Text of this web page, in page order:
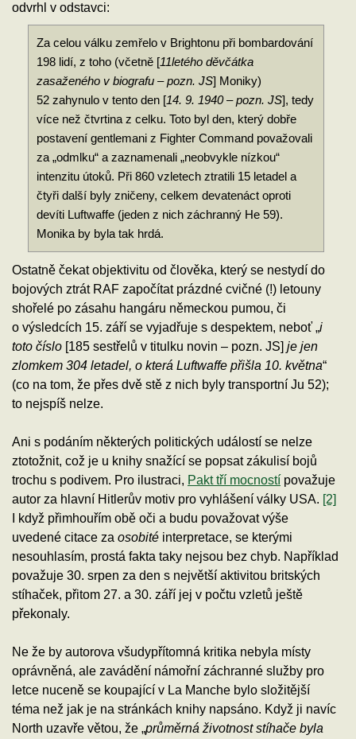
odvrhl v odstavci:
Za celou válku zemřelo v Brightonu při bombardování
198 lidí, z toho (včetně [11letého děvčátka
zasaženého v biografu – pozn. JS] Moniky)
52 zahynulo v tento den [14. 9. 1940 – pozn. JS], tedy
více než čtvrtina z celku. Toto byl den, který dobře
postavení gentlemani z Fighter Command považovali
za „odmlku“ a zaznamenali „neobvykle nízkou“
intenzitu útoků. Při 860 vzletech ztratili 15 letadel a
čtyři další byly zničeny, celkem devatenáct oproti
devíti Luftwaffe (jeden z nich záchranný He 59).
Monika by byla tak hrdá.
Ostatně čekat objektivitu od člověka, který se nestydí do
bojových ztrát RAF započítat prázdné cvičné (!) letouny
shořelé po zásahu hangáru německou pumou, či
o výsledcích 15. září se vyjadřuje s despektem, neboť „i
toto číslo [185 sestřelů v titulku novin – pozn. JS] je jen
zlomkem 304 letadel, o která Luftwaffe přišla 10. května“
(co na tom, že přes dvě stě z nich byly transportní Ju 52);
to nejspíš nelze.
Ani s podáním některých politických událostí se nelze
ztotožnit, což je u knihy snažící se popsat zákulisí bojů
trochu s podivem. Pro ilustraci, Pakt tří mocnostípovažuje
autor za hlavní Hitlerův motiv pro vyhlášení války USA. [2]
I když přimhouřím obě oči a budu považovat výše
uvedené citace za osobité interpretace, se kterými
nesouhlasím, prostá fakta taky nejsou bez chyb. Například
považuje 30. srpen za den s největší aktivitou britských
stíhaček, přitom 27. a 30. září jej v počtu vzletů ještě
překonaly.
Ne že by autorova všudypřítomná kritika nebyla místy
oprávněná, ale zavádění námořní záchranné služby pro
letce nuceně se koupající v La Manche bylo složitější
téma než jak je na stránkách knihy napsáno. Když ji navíc
North uzavře větou, že „průměrná životnost stíhače byla